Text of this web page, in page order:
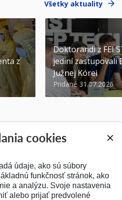
Všetky aktuality
z
Doktorandi z FEI
jediní zastupovali
Južnej Kórei
Pridané 31.07.2026
cookies
údaje, ako sú súbory
funkčnosť stránok, ako
a analýzu. Svoje nastavenia
alebo prijať predvolené